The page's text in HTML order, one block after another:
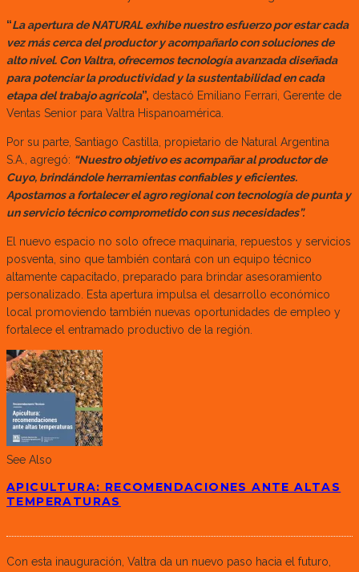
“La apertura de NATURAL exhibe nuestro esfuerzo por estar cada
vez más cerca del productor y acompañarlo con soluciones de
alto nivel. Con Valtra, ofrecemos tecnología avanzada diseñada
para potenciar la productividad y la sustentabilidad en cada
etapa del trabajo agrícola”, destacó Emiliano Ferrari, Gerente de
Ventas Senior para Valtra Hispanoamérica.
Por su parte, Santiago Castilla, propietario de Natural Argentina
S.A., agregó: “Nuestro objetivo es acompañar al productor de
Cuyo, brindándole herramientas confiables y eficientes.
Apostamos a fortalecer el agro regional con tecnología de punta y
un servicio técnico comprometido con sus necesidades”.
El nuevo espacio no solo ofrece maquinaria, repuestos y servicios
posventa, sino que también contará con un equipo técnico
altamente capacitado, preparado para brindar asesoramiento
personalizado. Esta apertura impulsa el desarrollo económico
local promoviendo también nuevas oportunidades de empleo y
fortalece el entramado productivo de la región.
See Also
APICULTURA: RECOMENDACIONES ANTE ALTAS
TEMPERATURAS
Con esta inauguración, Valtra da un nuevo paso hacia el futuro,